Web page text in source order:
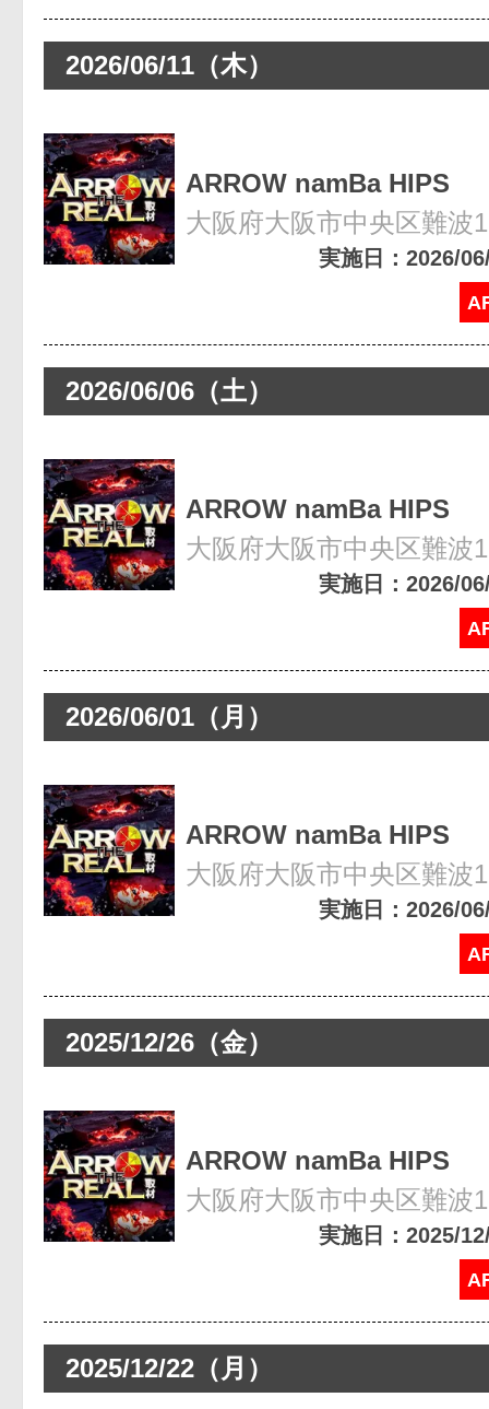
2026/06/11（木）
ARROW namBa HIPS
大阪府大阪市中央区難波
実施日：2026/
2026/06/06（土）
ARROW namBa HIPS
大阪府大阪市中央区難波
実施日：2026/
2026/06/01（月）
ARROW namBa HIPS
大阪府大阪市中央区難波
実施日：2026/
2025/12/26（金）
ARROW namBa HIPS
大阪府大阪市中央区難波
実施日：2025/
2025/12/22（月）